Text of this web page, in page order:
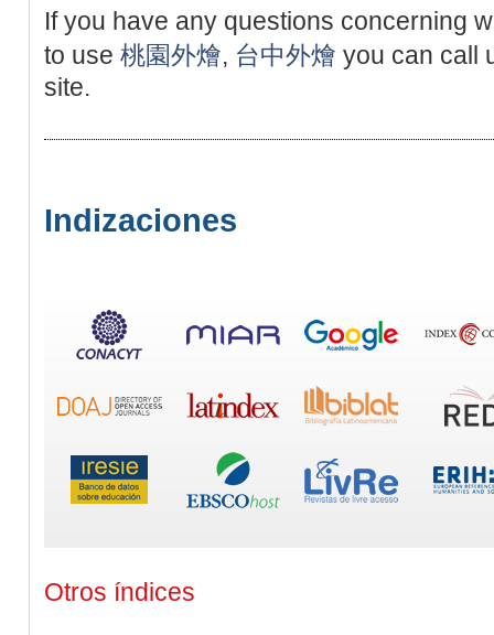
If you have any questions concerning
to use 桃園外燴, 台中外燴 you can call
site.
Indizaciones
Otros índices